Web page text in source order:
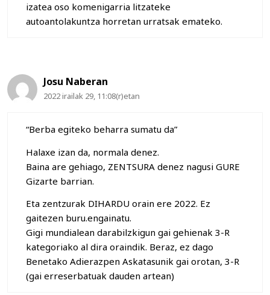
izatea oso komenigarria litzateke
autoantolakuntza horretan urratsak emateko.
Josu Naberan
2022 irailak 29, 11:08(r)etan
“Berba egiteko beharra sumatu da”
Halaxe izan da, normala denez.
Baina are gehiago, ZENTSURA denez nagusi GURE
Gizarte barrian.
Eta zentzurak DIHARDU orain ere 2022. Ez
gaitezen buru.engainatu.
Gigi mundialean darabilzkigun gai gehienak 3-R
kategoriako al dira oraindik. Beraz, ez dago
Benetako Adierazpen Askatasunik gai orotan, 3-R
(gai erreserbatuak dauden artean)